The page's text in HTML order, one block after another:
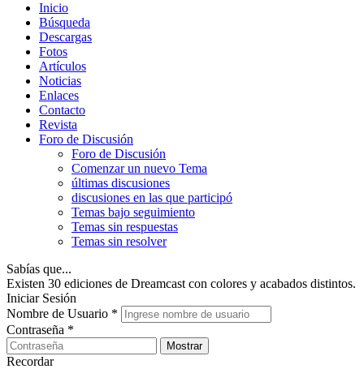
Inicio
Búsqueda
Descargas
Fotos
Artículos
Noticias
Enlaces
Contacto
Revista
Foro de Discusión
Foro de Discusión
Comenzar un nuevo Tema
últimas discusiones
discusiones en las que participó
Temas bajo seguimiento
Temas sin respuestas
Temas sin resolver
Sabías que...
Existen 30 ediciones de Dreamcast con colores y acabados distintos.
Iniciar Sesión
Nombre de Usuario *
Contraseña *
Mostrar
Recordar